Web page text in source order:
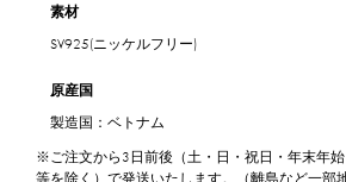
素材
SV925(ニッケルフリー)
原産国
製造国：ベトナム
※ご注文から3日前後（土・日・祝日・年末年
等を除く）で発送いたします。（離島など一部